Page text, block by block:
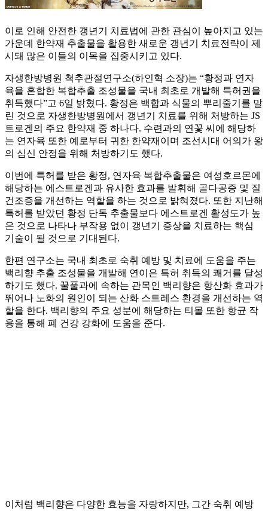
이로 인해 안전한 갱년기 치료법에 관한 관심이 높아지고 있는
가운데 한약재 추출물을 활용한 새로운 갱년기 치료전략이 제
시돼 많은 이들의 이목을 집중시키고 있다.
자생한방병원 척추관절연구소(하인혁 소장)는 “황정과 연자
육을 혼합한 복합추출 조성물을 국내 최초로 개발해 특허권을
취득했다”고 6일 밝혔다. 황정은 백합과 식물의 뿌리줄기를 말
린 것으로 자생한방병원에서 갱년기 치료를 위해 처방하는 JS
트로겐의 주요 한약재 중 하나다. 수련과의 연꽃 씨에 해당하
는 연자육 또한 예로부터 귀한 한약재이며 조선시대 어의가 왕
의 심신 안정을 위해 처방하기도 했다.
이번에 특허를 받은 황정, 연자육 복합추출물은 여성호르몬에
해당하는 에스트로겐과 유사한 효과를 발휘해 골다공증 및 질
건조증을 개선하는 역할을 하는 것으로 밝혀졌다. 또한 지난해
특허를 받았던 황정 단독 추출물보다 에스트로겐 활성도가 높
은 것으로 나타나 부작용 없이 갱년기 증상을 치료하는 핵심
기술이 될 것으로 기대된다.
한편 연구소는 국내 최초로 숙취 예방 및 치료에 도움을 주는
백리향 추출 조성물을 개발해 연이은 특허 취득의 쾌거를 달성
하기도 했다. 꿀풀과에 속하는 관목인 백리향은 항산화 효과가
뛰어나 노화의 원인이 되는 산화 스트레스 환경을 개선하는 역
할을 한다. 백리향의 주요 성분에 해당하는 티몰 또한 항균 작
용을 통해 폐 건강 강화에 도움을 준다.
이처럼 백리향은 다양한 효능을 자랑하지만, 그간 숙취 예방